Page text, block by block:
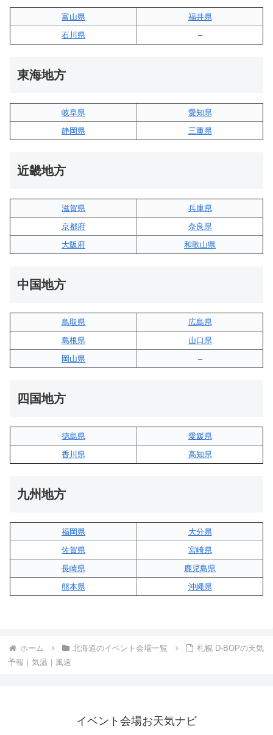
富山県
福井県
石川県
–
東海地方
岐阜県
愛知県
静岡県
三重県
近畿地方
滋賀県
兵庫県
京都府
奈良県
大阪府
和歌山県
中国地方
鳥取県
広島県
島根県
山口県
岡山県
–
四国地方
徳島県
愛媛県
香川県
高知県
九州地方
福岡県
大分県
佐賀県
宮崎県
長崎県
鹿児島県
熊本県
沖縄県
ホーム 北海道のイベント会場一覧
札幌 D-BOPの天気
予報｜気温｜風速
イベント会場お天気ナビ